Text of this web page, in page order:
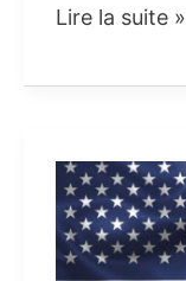
مطلوب
سائق
على
أي
رخصة
Lire la suite »